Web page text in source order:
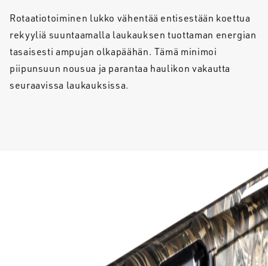
Rotaatiotoiminen lukko vähentää entisestään koettua
rekyyliä suuntaamalla laukauksen tuottaman energian
tasaisesti ampujan olkapäähän. Tämä minimoi
piipunsuun nousua ja parantaa haulikon vakautta
seuraavissa laukauksissa.